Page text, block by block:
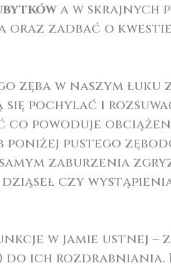
a w skrajnych
zadbać o
zęba w naszym łuku
się pochylać i
powoduje
pustego
zaburzenia
czy
w jamie ustnej –
ich rozdrabniania.